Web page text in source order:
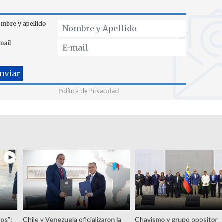
y apellido
Política de Privacidad
Chile y Venezuela oficializaron la Chavismo y grupo opositor